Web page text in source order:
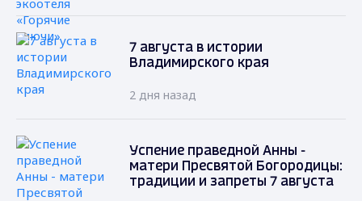
7 августа в истории
Владимирского края
2 дня назад
Успение праведной Анны -
матери Пресвятой Богородицы:
традиции и запреты 7 августа